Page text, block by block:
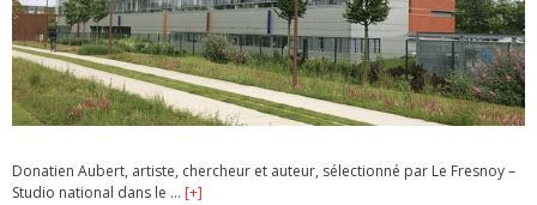
Donatien Aubert, artiste, chercheur et auteur, sélectionné par Le Fresnoy –
Studio national dans le … [+]